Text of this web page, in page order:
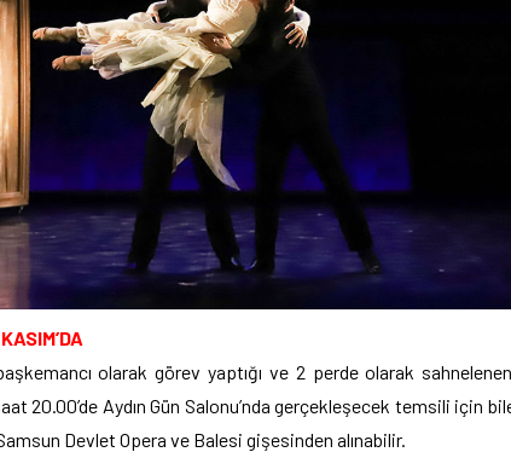
olarak görev yaptığı ve 2 perde olarak
20.00’de Aydın Gün Salonu’nda gerçekleşecek temsili için
Devlet Opera ve Balesi gişesinden alınabilir.